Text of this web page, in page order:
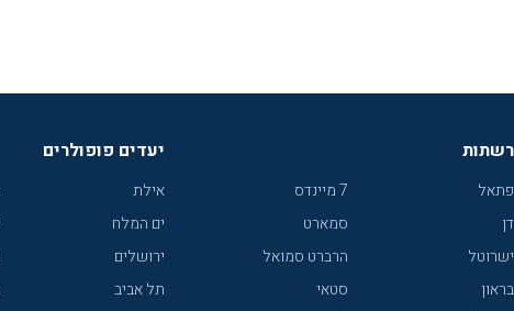
רשתות
פתאל
דן
ישרוטל
בראון
7 מיינדס
סמארט
הרברט סמואל
סטאי
יעדים פופולרים
אילת
ים המלח
ירושלים
תל אביב